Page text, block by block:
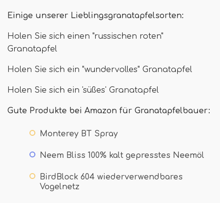
Einige unserer Lieblingsgranatapfelsorten:
Holen Sie sich einen "russischen roten"
Granatapfel
Holen Sie sich ein "wundervolles" Granatapfel
Holen Sie sich ein 'süßes' Granatapfel
Gute Produkte bei Amazon für Granatapfelbauer:
Monterey BT Spray
Neem Bliss 100% kalt gepresstes Neemöl
BirdBlock 604 wiederverwendbares
Vogelnetz